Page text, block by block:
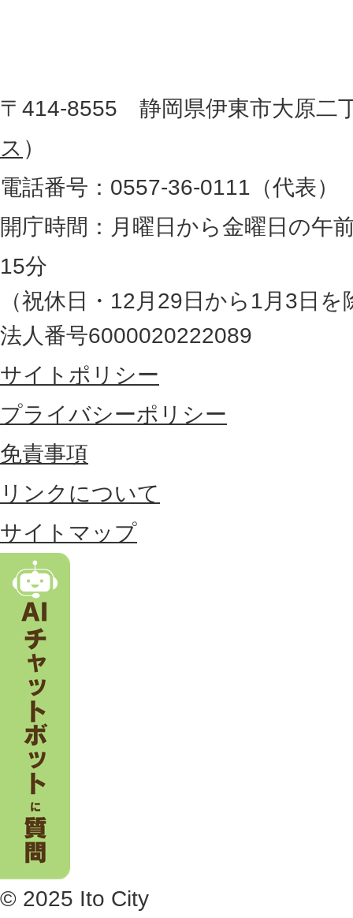
地
図
。
静
岡
県
の
最
東
部
に
位
置
す
る
市
。
所
〒414-8555 静岡県伊東市大原二
ス ）
電話番号：0557-36-0111（代表）
開庁時間：月曜日から金曜日の午
15分
（祝休日・12月29日から1月3日を
法人番号6000020222089
サイトポリシー
プライバシーポリシー
免責事項
リンクについて
サイトマップ
© 2025 Ito City